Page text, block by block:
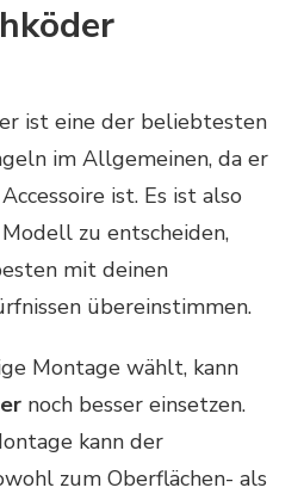
ist eine der beliebtesten
im Allgemeinen, da er
ist. Es ist also
zu entscheiden,
mit deinen
übereinstimmen.
Montage wählt, kann
noch besser einsetzen.
kann der
zum Oberflächen- als